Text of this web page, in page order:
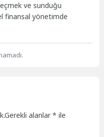
ve sunduğu
finansal yönetimde
Gerekli alanlar* ile